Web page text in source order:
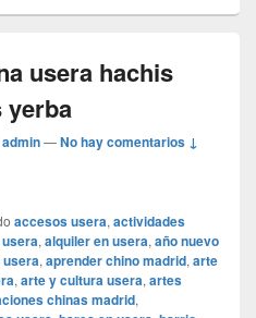
usera hachis
yerba
admin—No hay comentarios ↓
accesos usera, actividades
, alquiler en usera, año nuevo
usera, aprender chino madrid, arte
, arte y cultura usera, artes
chinas madrid,